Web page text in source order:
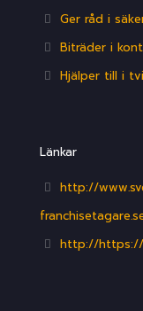
Ger råd i
Biträder i
Hjälper till i
Länkar
http://
http://https://